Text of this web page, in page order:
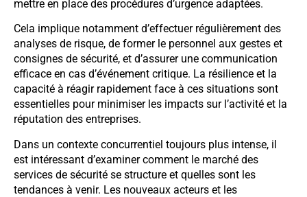
mettre en place des procédures d’urgence adaptées.
Cela implique notamment d’effectuer régulièrement des
analyses de risque, de former le personnel aux gestes et
consignes de sécurité, et d’assurer une communication
efficace en cas d’événement critique. La résilience et la
capacité à réagir rapidement face à ces situations sont
essentielles pour minimiser les impacts sur l’activité et la
réputation des entreprises.
Dans un contexte concurrentiel toujours plus intense, il
est intéressant d’examiner comment le marché des
services de sécurité se structure et quelles sont les
tendances à venir. Les nouveaux acteurs et les